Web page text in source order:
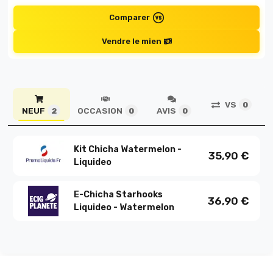
Comparer
Vendre le mien
NEUF 2 OCCASION 0 AVIS 0
VS 0
Kit Chicha Watermelon -
Liquideo
35,90 €
E-Chicha Starhooks
Liquideo - Watermelon
36,90 €